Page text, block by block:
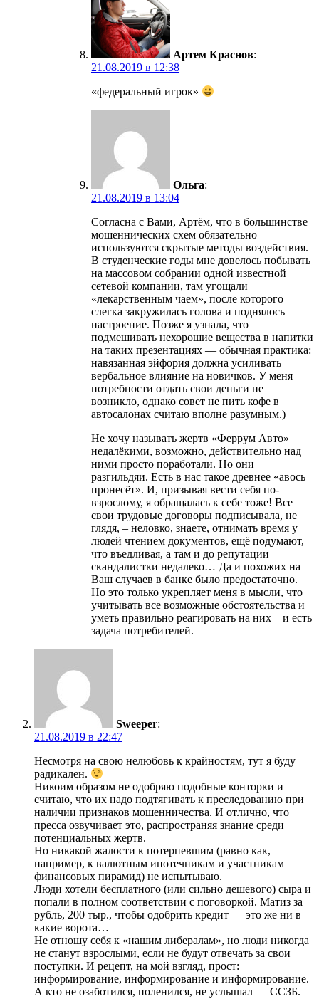
Артем Краснов:
21.08.2019 в 12:38
«федеральный игрок»
Ольга:
21.08.2019 в 13:04
Согласна с Вами, Артём, что в большинстве
мошеннических схем обязательно
используются скрытые методы воздействия.
В студенческие годы мне довелось побывать
на массовом собрании одной известной
сетевой компании, там угощали
«лекарственным чаем», после которого
слегка закружилась голова и поднялось
настроение. Позже я узнала, что
подмешивать нехорошие вещества в напитки
на таких презентациях — обычная практика:
навязанная эйфория должна усиливать
вербальное влияние на новичков. У меня
потребности отдать свои деньги не
возникло, однако совет не пить кофе в
автосалонах считаю вполне разумным.)
Не хочу называть жертв «Феррум Авто»
недалёкими, возможно, действительно над
ними просто поработали. Но они
разгильдяи. Есть в нас такое древнее «авось
пронесёт». И, призывая вести себя по-
взрослому, я обращалась к себе тоже! Все
свои трудовые договоры подписывала, не
глядя, – неловко, знаете, отнимать время у
людей чтением документов, ещё подумают,
что въедливая, а там и до репутации
скандалистки недалеко… Да и похожих на
Ваш случаев в банке было предостаточно.
Но это только укрепляет меня в мысли, что
учитывать все возможные обстоятельства и
уметь правильно реагировать на них – и есть
задача потребителей.
Sweeper:
21.08.2019 в 22:47
Несмотря на свою нелюбовь к крайностям, тут я буду
радикален.
Никоим образом не одобряю подобные конторки и
считаю, что их надо подтягивать к преследованию при
наличии признаков мошенничества. И отлично, что
пресса озвучивает это, распространяя знание среди
потенциальных жертв.
Но никакой жалости к потерпевшим (равно как,
например, к валютным ипотечникам и участникам
финансовых пирамид) не испытываю.
Люди хотели бесплатного (или сильно дешевого) сыра и
попали в полном соответствии с поговоркой. Матиз за
рубль, 200 тыр., чтобы одобрить кредит — это же ни в
какие ворота…
Не отношу себя к «нашим либералам», но люди никогда
не станут взрослыми, если не будут отвечать за свои
поступки. И рецепт, на мой взгляд, прост:
информирование, информирование и информирование.
А кто не озаботился, поленился, не услышал — ССЗБ.